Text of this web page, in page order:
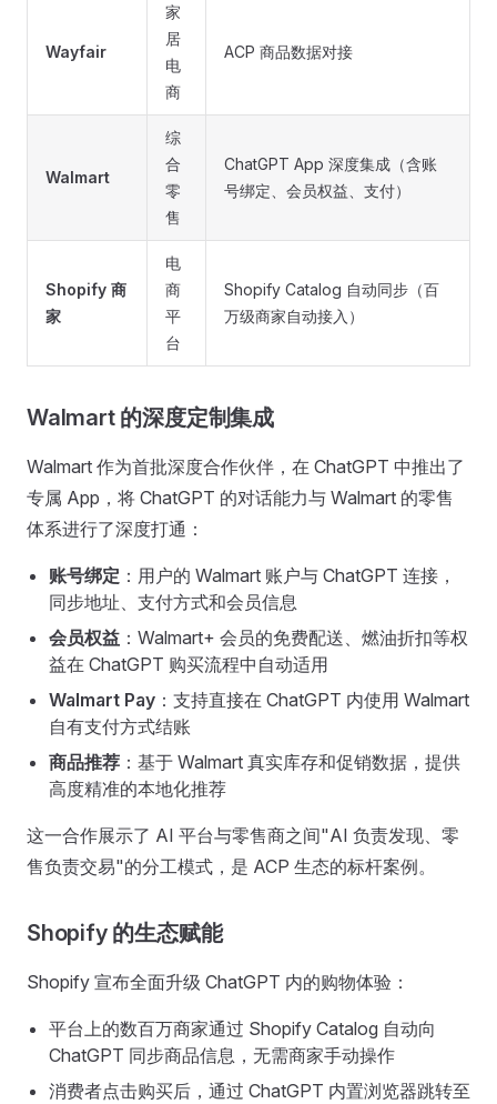
Wayfair
家
居
电
商
ACP 商品数据对接
Walmart
综
合
零
售
ChatGPT App 深度集成（含账
号绑定、会员权益、支付）
Shopify 商
家
电
商
平
台
Shopify Catalog 自动同步（百
万级商家自动接入）
Walmart 的深度定制集成
Walmart 作为首批深度合作伙伴，在 ChatGPT 中推出了
专属 App，将 ChatGPT 的对话能力与 Walmart 的零售
体系进行了深度打通：
账号绑定 ：用户的 Walmart 账户与 ChatGPT 连接，
同步地址、支付方式和会员信息
会员权益 ：Walmart+ 会员的免费配送、燃油折扣等权
益在 ChatGPT 购买流程中自动适用
Walmart Pay ：支持直接在 ChatGPT 内使用 Walmart
自有支付方式结账
商品推荐 ：基于 Walmart 真实库存和促销数据，提供
高度精准的本地化推荐
这一合作展示了 AI 平台与零售商之间"AI 负责发现、零
售负责交易"的分工模式，是 ACP 生态的标杆案例。
Shopify 的生态赋能
Shopify 宣布全面升级 ChatGPT 内的购物体验：
平台上的数百万商家通过 Shopify Catalog 自动向
ChatGPT 同步商品信息，无需商家手动操作
消费者点击购买后，通过 ChatGPT 内置浏览器跳转至